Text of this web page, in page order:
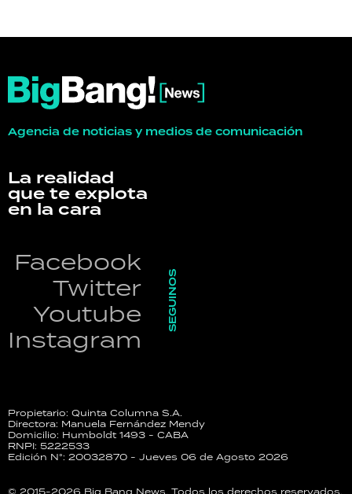
Agencia de noticias y medios de comunicación
La realidad
que te explota
en la cara
Facebook
Twitter
Youtube
Instagram
SEGUINOS
Propietario: Quinta Columna S.A.
Directora: Manuela Fernández Mendy
Domicilio: Humboldt 1493 - CABA
RNPI: 5222533
Edición N°: 20032870 - Jueves 06 de Agosto 2026
© 2015-2026 Big Bang News. Todos los derechos reservados.